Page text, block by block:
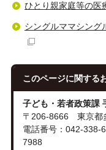
ひとり親家庭等の医
シングルママシング
このページに関する
子ども・若者政策課
〒206-8666 東京都
電話番号：042-
7988